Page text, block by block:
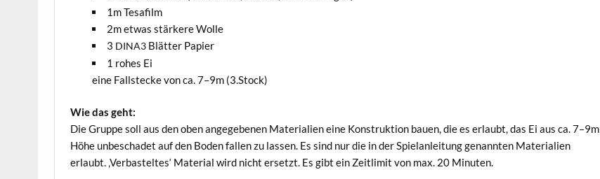
1m Tesa­film
2m etwas stär­ke­re Wolle
3 DINA3Blät­ter Papier
1 rohes Ei
eine Fall­ste­cke von ca. 7–9m (3.Stock)
Wie das geht:
Die Grup­pe soll aus den oben ange­ge­be­nen Mate­ria­li­en eine Kon­struk­ti­on bau­en, die es erlaubt, das Ei aus ca. 7–9m
Höhe unbe­scha­det auf den Boden fal­len zu las­sen. Es sind nur die in der Spiel­an­lei­tung genann­ten Mate­ria­li­en
erlaubt. ‚Ver­bas­tel­tes‘ Mate­ri­al wird nicht ersetzt. Es gibt ein Zeit­li­mit von max. 20 Minuten.